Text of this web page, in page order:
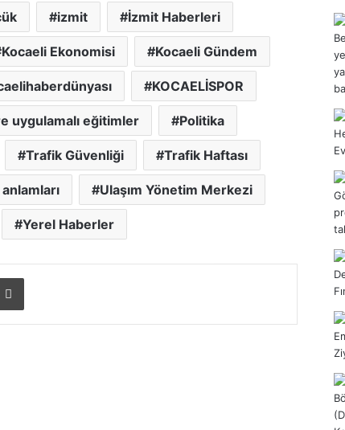
izmit İzmit Haberleri
Kocaeli Ekonomisi Kocaeli Gündem
KOCAELİSPOR
uygulamalı eğitimler Politika
Trafik Güvenliği Trafik Haftası
Ulaşım Yönetim Merkezi
Yerel Haberler
İzmit Belediyesi Sanat Akademisi